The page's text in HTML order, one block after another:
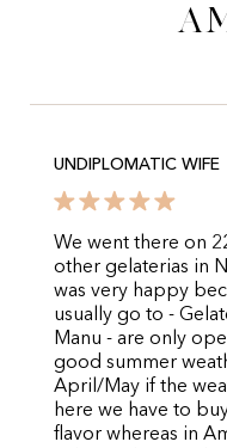
UNDIPLOMATIC WIFE
We went there on
other gelaterias in
was very happy
usually go to -
Manu - are only
good summer
April/May if the
here we have to
flavor whereas in